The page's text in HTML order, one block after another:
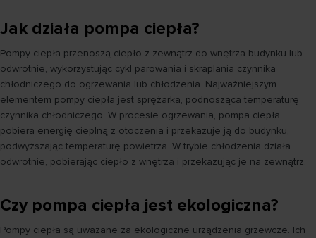
Jak działa pompa ciepła?
Pompy ciepła przenoszą ciepło z zewnątrz do wnętrza budynku lub
odwrotnie, wykorzystując cykl parowania i skraplania czynnika
chłodniczego do ogrzewania lub chłodzenia. Najważniejszym
elementem pompy ciepła jest sprężarka, podnosząca temperaturę
czynnika chłodniczego. W procesie ogrzewania, pompa ciepła
pobiera energię cieplną z otoczenia i przekazuje ją do budynku,
podwyższając temperaturę powietrza. W trybie chłodzenia działa
odwrotnie, pobierając ciepło z wnętrza i przekazując je na zewnątrz.
Czy pompa ciepła jest ekologiczna?
Pompy ciepła są uważane za ekologiczne urządzenia grzewcze. Ich